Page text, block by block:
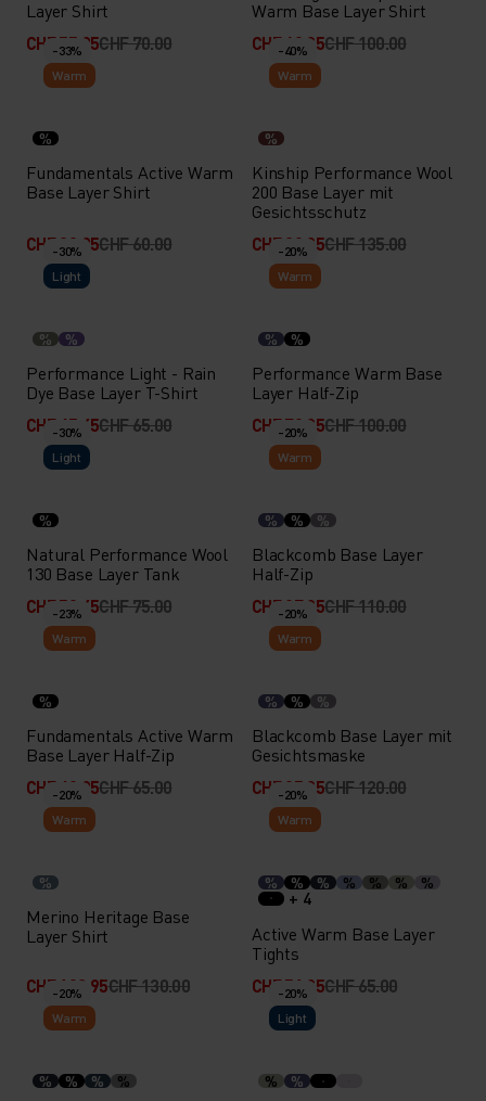
Layer Shirt
CHF 55.95CHF 70.00
Warm Base Layer Shirt
CHF 69.95CHF 100.00
-33%
Warm
%
Fundamentals Active Warm
Base Layer Shirt
CHF 39.95CHF 60.00
-40%
Warm
%
Kinship Performance Wool
200 Base Layer mit
Gesichtsschutz
CHF 80.95CHF 135.00
-30%
Light
% %
Performance Light - Rain
Dye Base Layer T-Shirt
CHF 45.45CHF 65.00
-20%
Warm
% %
Performance Warm Base
Layer Half-Zip
CHF 79.95CHF 100.00
-30%
Light
%
Natural Performance Wool
130 Base Layer Tank
CHF 52.45CHF 75.00
-20%
Warm
% % %
Blackcomb Base Layer
Half-Zip
CHF 87.95CHF 110.00
-23%
Warm
%
Fundamentals Active Warm
Base Layer Half-Zip
CHF 49.95CHF 65.00
-20%
Warm
% % %
Blackcomb Base Layer mit
Gesichtsmaske
CHF 95.95CHF 120.00
-20%
Warm
%
Merino Heritage Base
Layer Shirt
CHF 103.95CHF 130.00
-20%
Warm
% % % % % % %
+ 4
Active Warm Base Layer
Tights
CHF 51.95CHF 65.00
-20%
Warm
% % % %
-20%
Light
% %